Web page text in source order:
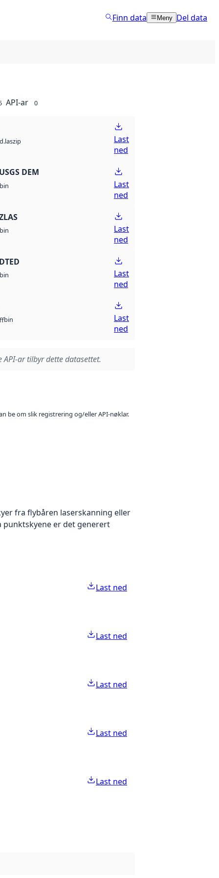
Finn data Meny Del data
API-ar 0
Last
ned
DEM
bin
Last
ned
bin
Last
ned
bin
Last
ned
bin
Last
ned
API-ar tilbyr dette datasettet.
be om slik registrering og/eller API-nøklar.
fra flybåren laserskanning eller
punktskyene er det generert
Last ned
Last ned
Last ned
Last ned
Last ned